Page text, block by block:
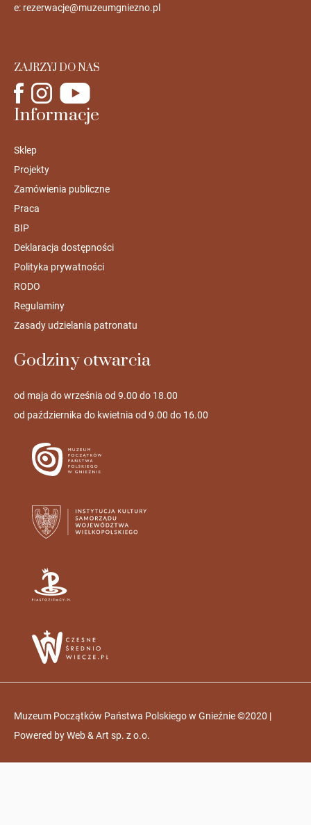
e: rezerwacje@muzeumgniezno.pl
ZAJRZYJ DO NAS
Informacje
Sklep
Projekty
Zamówienia publiczne
Praca
BIP
Deklaracja dostępności
Polityka prywatności
RODO
Regulaminy
Zasady udzielania patronatu
Godziny otwarcia
od maja do września od 9.00 do 18.00
od października do kwietnia od 9.00 do 16.00
Muzeum Początków Państwa Polskiego w Gnieźnie ©2020 |
Powered byWeb & Art sp. z o.o.